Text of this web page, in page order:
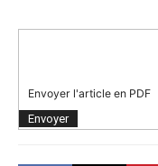
Envoyer l'article en PDF